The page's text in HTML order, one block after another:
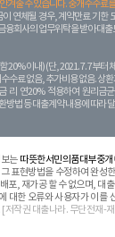
겨줄 수 있습니다. 중개수수료
연체될 경우, 계약만료 기한
융회사의 업무위탁을 받아 대
20% 이내) (단, 2021. 7. 7부터
수료 없음, 추가비용 없음. 상환
리 연20% 적용하여 원리금
방법 등 대출계약 내용에 따라
는 따뜻한서민의품대부중개
그 표현방법을 수정하여 완성
포, 재가공 할 수 없으며, 대
대한 오류와 사용자가 이를
[저작권 대출나라. 무단전재-